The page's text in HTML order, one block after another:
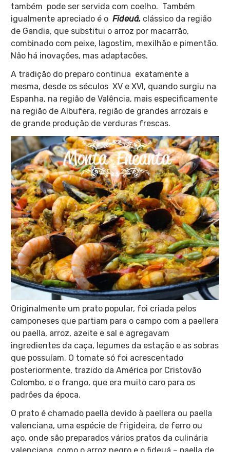
também pode ser servida com coelho. Também
igualmente apreciado é o Fideuá, clássico da região
de Gandia, que substitui o arroz por macarrão,
combinado com peixe, lagostim, mexilhão e pimentão.
Não há inovações, mas adaptacões.
A tradição do preparo continua exatamente a
mesma, desde os séculos XV e XVI, quando surgiu na
Espanha, na região de Valência, mais especificamente
na região de Albufera, região de grandes arrozais e
de grande produção de verduras frescas.
Originalmente um prato popular, foi criada pelos
camponeses que partiam para o campo com a paellera
ou paella, arroz, azeite e sal e agregavam
ingredientes da caça, legumes da estação e as sobras
que possuíam. O tomate só foi acrescentado
posteriormente, trazido da América por Cristovão
Colombo, e o frango, que era muito caro para os
padrões da época.
O prato é chamado paella devido à paellera ou paella
valenciana, uma espécie de frigideira, de ferro ou
aço, onde são preparados vários pratos da culinária
valenciana, como o arroz negro e o fideuá – paella de